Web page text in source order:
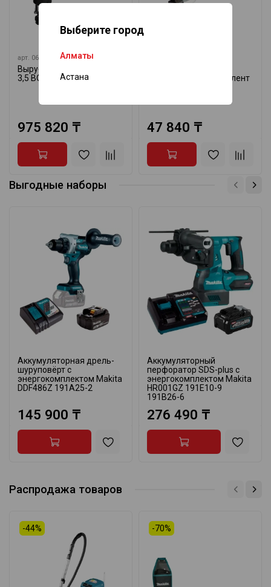
Выберите город
Алматы
Астана
арт. 0601533103
Вырубные ножницы GNA
3,5 BOSCH 0601533103
975 820 ₸
ножевые (4.496) Фиолент
47 840 ₸
Выгодные наборы
Аккумуляторная дрель-
шуруповёрт с
энергокомплектом Makita
DDF486Z 191A25-2
145 900 ₸
Аккумуляторный
перфоратор SDS-plus с
энергокомплектом Makita
HR001GZ 191E10-9
191B26-6
276 490 ₸
Распродажа товаров
-44% -70%